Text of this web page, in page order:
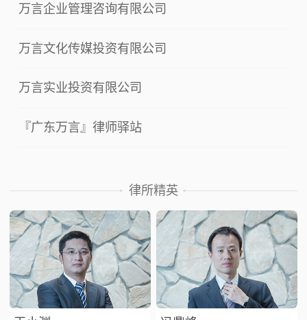
万言企业管理咨询有限公司
万言文化传媒投资有限公司
万言实业投资有限公司
『广东万言』律师驿站
律所精英